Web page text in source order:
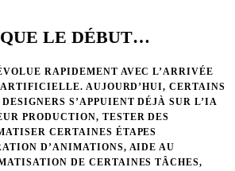
QUE LE DÉBUT…
RAPIDEMENT AVEC L’ARRIVÉE
AUJOURD’HUI, CERTAINS
S’APPUIENT DÉJÀ SUR L’IA
PRODUCTION, TESTER DES
CERTAINES ÉTAPES
D’ANIMATIONS, AIDE AU
DE CERTAINES TÂCHES,